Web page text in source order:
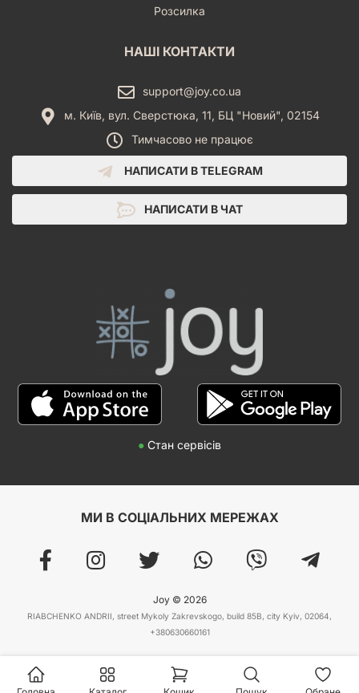
Розсилка
НАШІ КОНТАКТИ
support@joy.co.ua
м. Київ, вул. Сверстюка, 11, БЦ "Новий", 02154
Тимчасово не працює
НАПИСАТИ В TELEGRAM
НАПИСАТИ В ЧАТ
● Стан сервісів
МИ В СОЦІАЛЬНИХ МЕРЕЖАХ
Joy © 2026
RIABCHENKO ANDRII, street Mykoly Zakrevskogo, build 85B, city Kyiv, 02064,
+380630660161